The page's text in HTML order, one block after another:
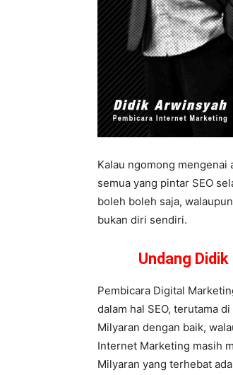
Kalau ngomong mengenai
semua yang pintar SEO
boleh boleh saja,
bukan diri sendiri.
Undang
Pembicara Digital
dalam hal SEO, terutama
Milyaran dengan baik,
Internet Marketing masih
Milyaran yang terhebat